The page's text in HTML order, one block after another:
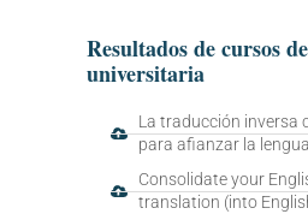
Resultados de cursos
universitaria
La traducción inversa
para afianzar la
Consolidate your
translation (into